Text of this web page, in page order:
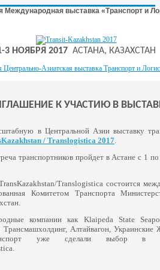
Международная выставка «Транспорт и
3 НОЯБРЯ 2017АСТАНА, КАЗАХСТАН
К УЧАСТИЮ В
в Центральной Азии выставку
/ Translogistica 2017.
транспортников пройдет в Астане с 1
Translogistica состоится
Комитетом Транспорта
компании как Klaipeda State
Трансмашхолдинг, Алтайвагон,
уже сделали выбор в